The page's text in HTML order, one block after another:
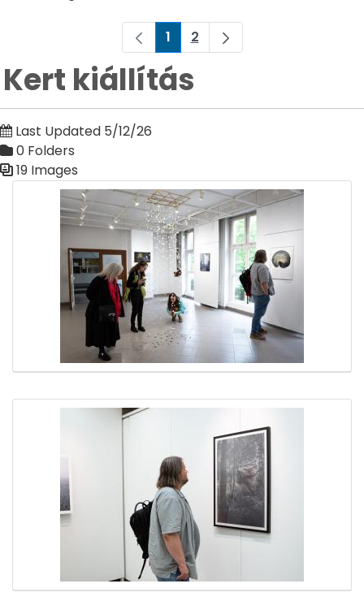
Page
1 Page
2
Kert kiállítás
Last Updated 5/12/26
0 Folders
19 Images
Media Gallery